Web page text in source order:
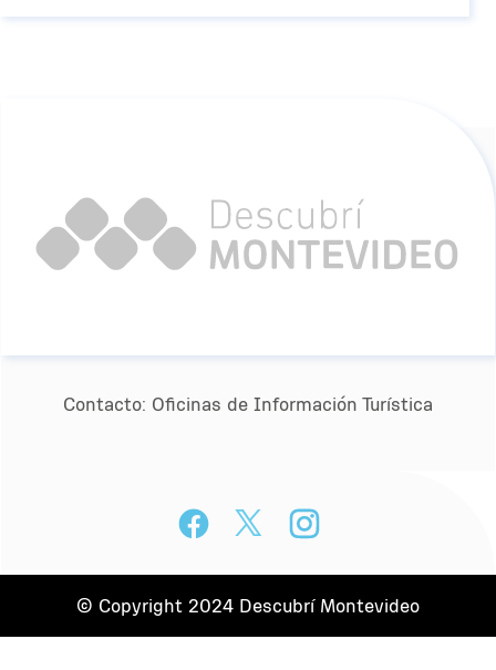
Contacto: Oﬁcinas de Información Turística
© Copyright 2024 Descubrí Montevideo